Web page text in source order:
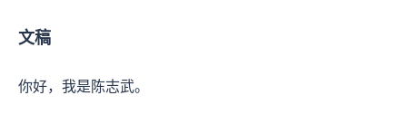
文稿
你好，我是陈志武。